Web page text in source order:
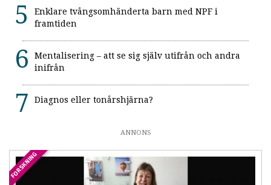
Enklare tvångsomhänderta barn med NPF i
framtiden
Mentalisering – att se sig själv utifrån och andra
inifrån
Diagnos eller tonårshjärna?
ANNONS
FORSKNING